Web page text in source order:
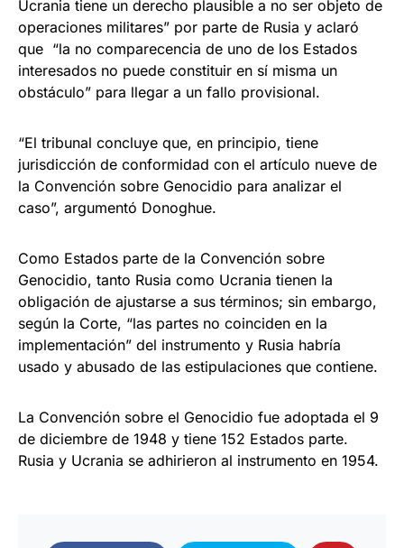
Ucrania tiene un derecho plausible a no ser objeto de
operaciones militares” por parte de Rusia y aclaró
que “la no comparecencia de uno de los Estados
interesados ​​no puede constituir en sí misma un
obstáculo” para llegar a un fallo provisional.
“El tribunal concluye que, en principio, tiene
jurisdicción de conformidad con el artículo nueve de
la Convención sobre Genocidio para analizar el
caso”, argumentó Donoghue.
Como Estados parte de la Convención sobre
Genocidio, tanto Rusia como Ucrania tienen la
obligación de ajustarse a sus términos; sin embargo,
según la Corte, “las partes no coinciden en la
implementación” del instrumento y Rusia habría
usado y abusado de las estipulaciones que contiene.
La Convención sobre el Genocidio fue adoptada el 9
de diciembre de 1948 y tiene 152 Estados parte.
Rusia y Ucrania se adhirieron al instrumento en 1954.